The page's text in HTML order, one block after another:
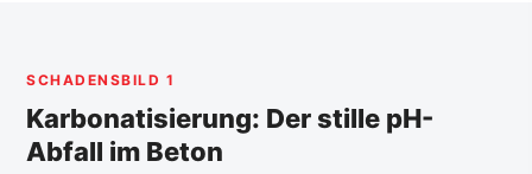
SCHADENSBILD 1
Karbonatisierung: Der stille pH-
Abfall im Beton